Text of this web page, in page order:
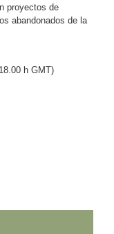
proyectos de
abandonados de la
h GMT)